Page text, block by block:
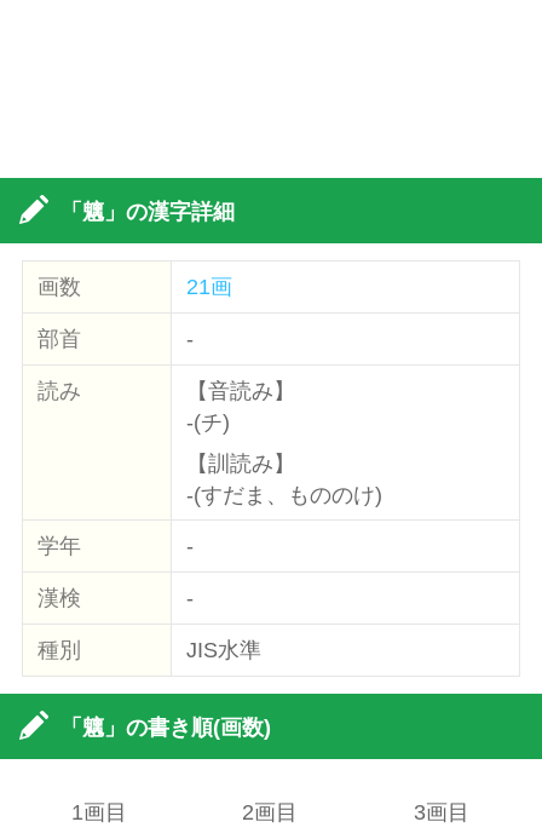
「魑」の漢字詳細
画数 21画
部首 -
読み
【音読み】
-(チ)
【訓読み】
-(すだま、もののけ)
学年 -
漢検 -
種別 JIS水準
「魑」の書き順(画数)
1画目 2画目 3画目